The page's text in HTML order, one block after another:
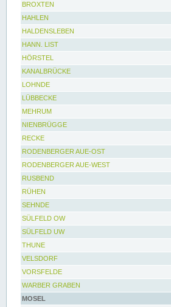
BROXTEN
HAHLEN
HALDENSLEBEN
HANN. LIST
HÖRSTEL
KANALBRÜCKE
LOHNDE
LÜBBECKE
MEHRUM
NIENBRÜGGE
RECKE
RODENBERGER AUE-OST
RODENBERGER AUE-WEST
RUSBEND
RÜHEN
SEHNDE
SÜLFELD OW
SÜLFELD UW
THUNE
VELSDORF
VORSFELDE
WARBER GRABEN
MOSEL